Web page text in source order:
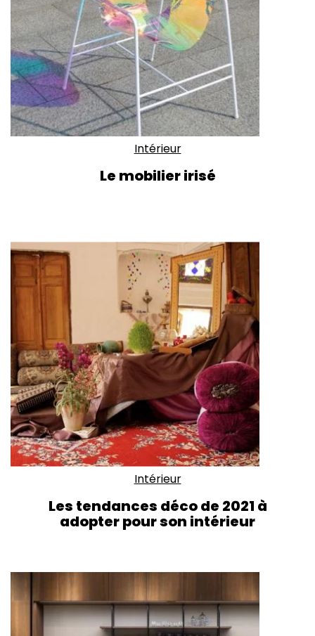
Intérieur
Le mobilier irisé
Intérieur
Les tendances déco de 2021 à
adopter pour son intérieur